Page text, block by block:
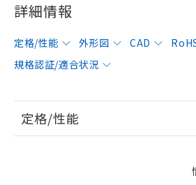
詳細情報
定格/性能 外形図 CAD
規格認証/適合状況
定格/性能